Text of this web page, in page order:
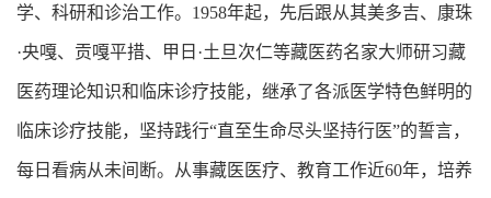
学、科研和诊治工作。1958年起，先后跟从其美多吉、康珠
·央嘎、贡嘎平措、甲日·土旦次仁等藏医药名家大师研习藏
医药理论知识和临床诊疗技能，继承了各派医学特色鲜明的
临床诊疗技能，坚持践行“直至生命尽头坚持行医”的誓言，
每日看病从未间断。从事藏医医疗、教育工作近60年，培养